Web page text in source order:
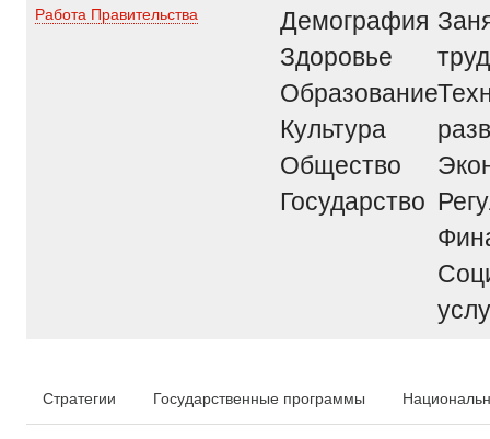
Работа Правительства
Демография
Здоровье
Образование
Культура
Общество
Государство
труд
Стратегии Государственные программы